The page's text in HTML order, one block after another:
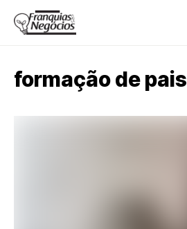
formação de pais